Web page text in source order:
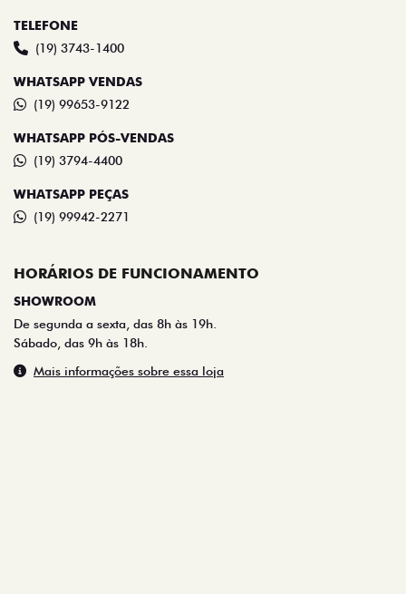
TELEFONE
(19) 3743-1400
WHATSAPP VENDAS
(19) 99653-9122
WHATSAPP PÓS-VENDAS
(19) 3794-4400
WHATSAPP PEÇAS
(19) 99942-2271
HORÁRIOS DE FUNCIONAMENTO
SHOWROOM
De segunda a sexta, das 8h às 19h.
Sábado, das 9h às 18h.
Mais informações sobre essa loja